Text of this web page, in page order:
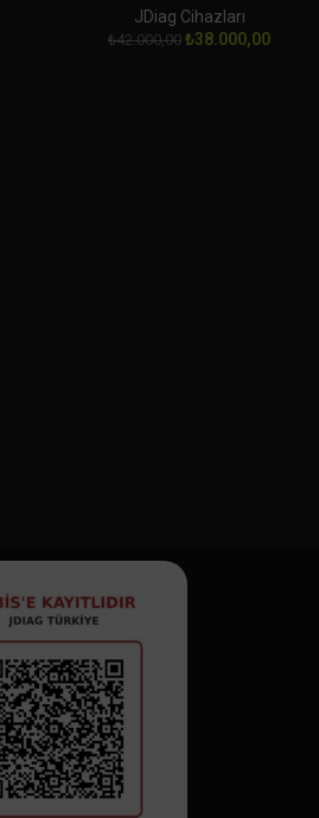
JDiag Cihazları
₺42.000,00 ₺38.000,00